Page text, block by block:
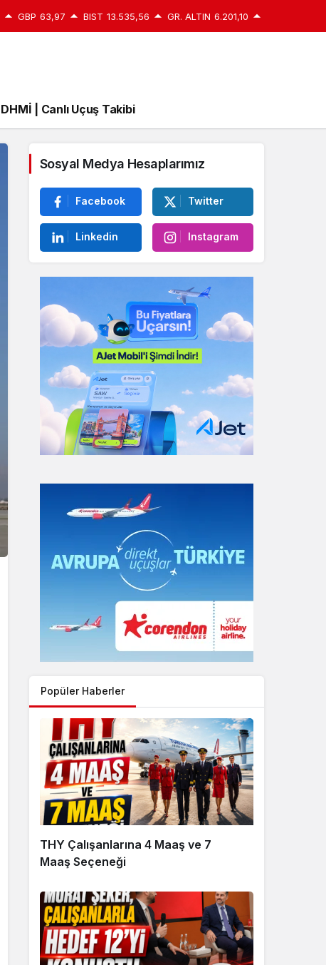
GBP 63,97 BIST 13.535,56 GR. ALTIN 6.201,10
DHMİ | Canlı Uçuş Takibi
Sosyal Medya Hesaplarımız
Facebook Twitter
Linkedin Instagram
Popüler Haberler
THY Çalışanlarına 4 Maaş ve 7
Maaş Seçeneği